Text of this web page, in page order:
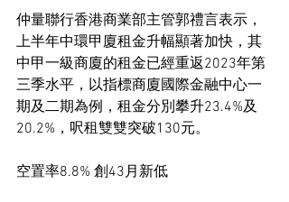
仲量聯行香港商業部主管郭禮言表示，
上半年中環甲廈租金升幅顯著加快，其
中甲一級商廈的租金已經重返2023年第
三季水平，以指標商廈國際金融中心一
期及二期為例，租金分別攀升23.4%及
20.2%，呎租雙雙突破130元。
空置率8.8% 創43月新低